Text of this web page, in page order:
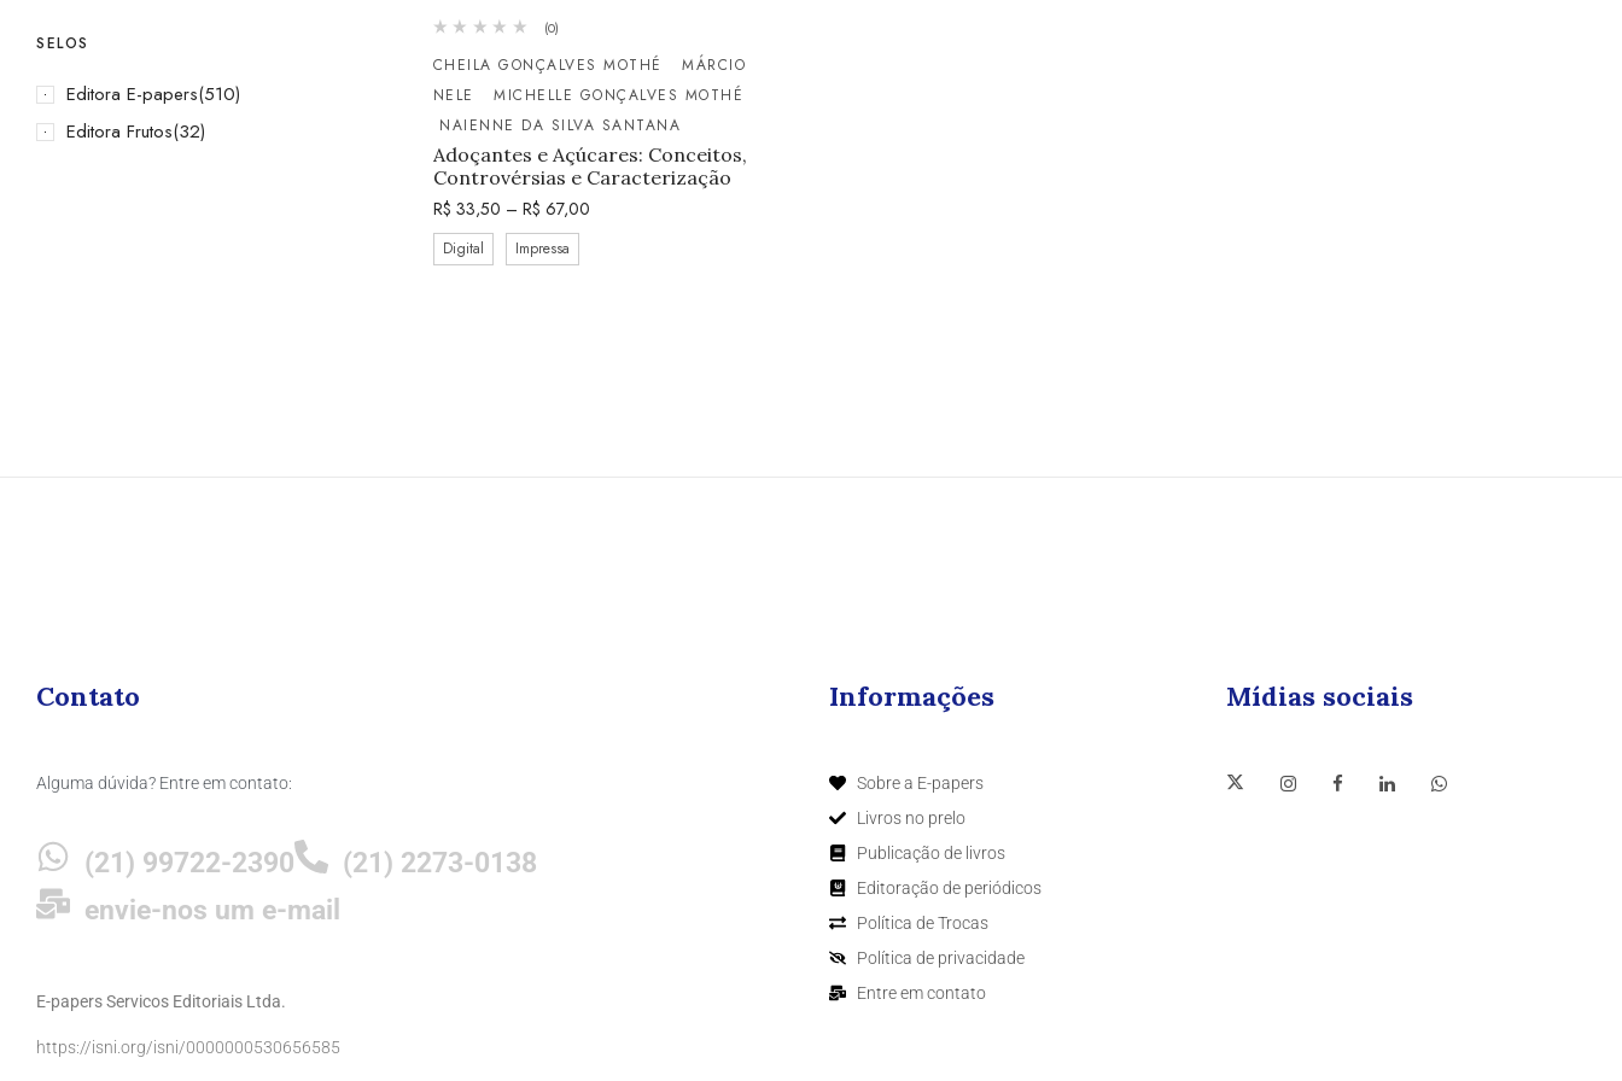
SELOS
Editora E-papers(510)
Editora Frutos(32)
(0)
CHEILA GONÇALVES MOTHÉ
MÁRCIO
NELE
MICHELLE GONÇALVES MOTHÉ
NAIENNE DA SILVA SANTANA
Adoçantes e Açúcares: Conceitos,
Controvérsias e Caracterização
R$ 33,50 – R$ 67,00
Digital Impressa
Contato
Alguma dúvida? Entre em contato:
(21) 99722-2390
(21) 2273-0138
envie-nos um e-mail
E-papers Servicos Editoriais Ltda.
https://isni.org/isni/0000000530656585
Informações
Sobre a E-papers
Livros no prelo
Publicação de livros
Editoração de periódicos
Política de Trocas
Política de privacidade
Entre em contato
Mídias sociais